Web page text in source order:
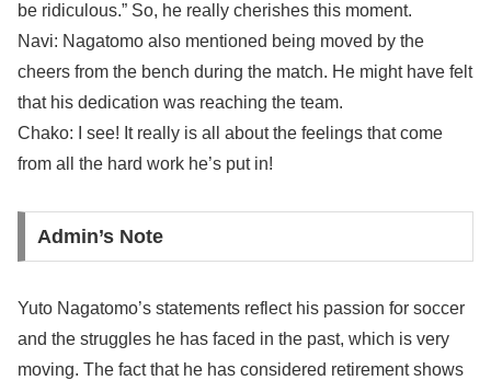
be ridiculous.” So, he really cherishes this moment.
Navi: Nagatomo also mentioned being moved by the
cheers from the bench during the match. He might have felt
that his dedication was reaching the team.
Chako: I see! It really is all about the feelings that come
from all the hard work he’s put in!
Admin’s Note
Yuto Nagatomo’s statements reflect his passion for soccer
and the struggles he has faced in the past, which is very
moving. The fact that he has considered retirement shows